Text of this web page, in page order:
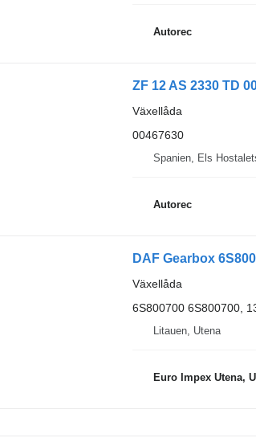
Autorec
ZF 12 AS 2330 TD
Växellåda
00467630
Spanien, Els
Autorec
DAF Gearbox
Växellåda
6S800700 6S800700,
Litauen, Utena
Euro Impex Utena,